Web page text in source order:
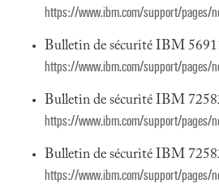
https://www.ibm.com/support/pages/
Bulletin de sécurité IBM
https://www.ibm.com/support/pages/
Bulletin de sécurité IBM
https://www.ibm.com/support/pages/
Bulletin de sécurité IBM
https://www.ibm.com/support/pages/